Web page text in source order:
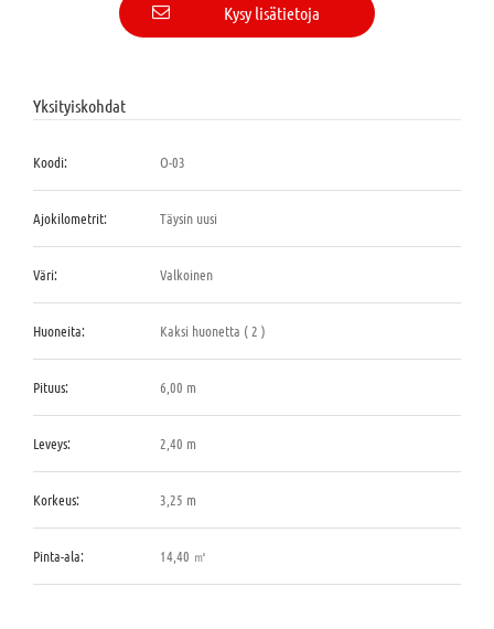
Kysy lisätietoja
Yksityiskohdat
Koodi: O-03
Ajokilometrit: Täysin uusi
Väri: Valkoinen
Huoneita: Kaksi huonetta ( 2 )
Pituus: 6,00 m
Leveys: 2,40 m
Korkeus: 3,25 m
Pinta-ala: 14,40 ㎡